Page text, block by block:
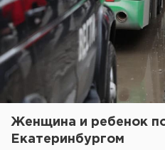
Женщина и ребенок
Екатеринбургом